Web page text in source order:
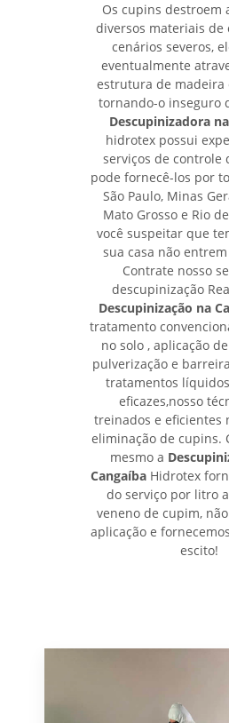
Os cupins destroem
diversos materiais de
cenários severos,
eventualmente
estrutura de madeira
tornando-o inseguro
Descupinizadora
hidrotex possui
serviços de controle
pode fornecê-los por
São Paulo, Minas
Mato Grosso e Rio
você suspeitar que
sua casa não
Contrate nosso
descupinização
Descupinização na
tratamento
no solo , aplicação
pulverização e
tratamentos
eficazes,nosso
treinados e eficientes
eliminação de cupins.
mesmo a
Cangaíba Hidrotex
do serviço por litro
veneno de cupim,
aplicação e
escito!